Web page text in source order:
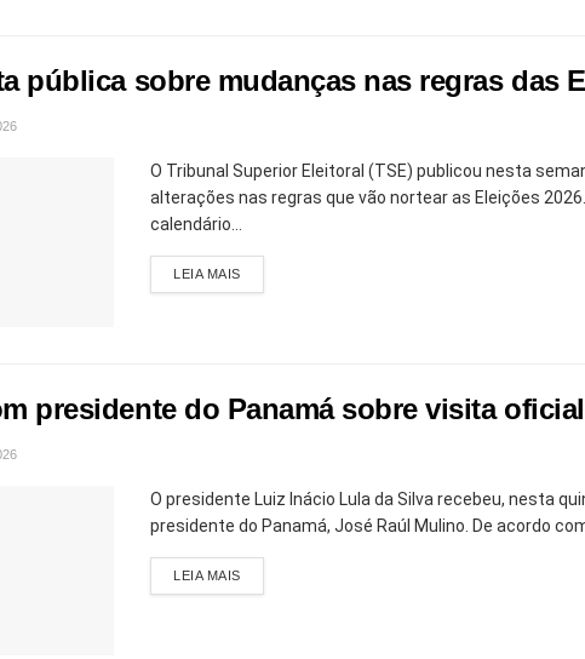
pública sobre mudanças nas regras das
O Tribunal Superior Eleitoral (TSE) publicou nesta
alterações nas regras que vão nortear as Eleições
calendário...
LEIA MAIS
presidente do Panamá sobre visita
O presidente Luiz Inácio Lula da Silva recebeu, nesta
presidente do Panamá, José Raúl Mulino. De acordo
LEIA MAIS